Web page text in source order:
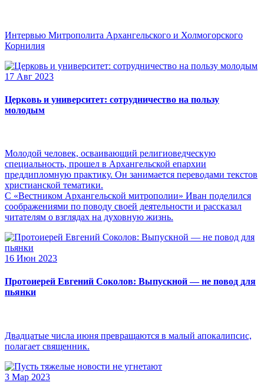
Интервью Митрополита Архангельского и Холмогорского
Корнилия
17 Авг 2023
Церковь и университет: сотрудничество на пользу
молодым
Молодой человек, осваивающий религиоведческую
специальность, прошел в Архангельской епархии
преддипломную практику. Он занимается переводами текстов
христианской тематики.
С «Вестником Архангельской митрополии» Иван поделился
соображениями по поводу своей деятельности и рассказал
читателям о взглядах на духовную жизнь.
16 Июн 2023
Протоиерей Евгений Соколов: Выпускной — не повод для
пьянки
Двадцатые числа июня превращаются в малый апокалипсис,
полагает священник.
3 Мар 2023